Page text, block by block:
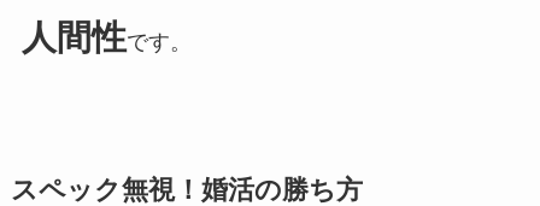
人間性です。
スペック無視！婚活の勝ち方